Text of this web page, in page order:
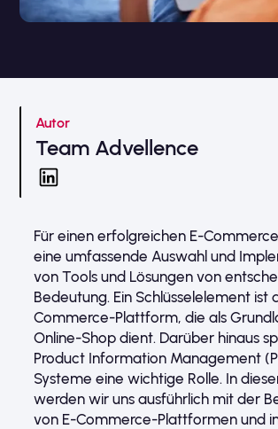
Für einen erfolgreichen E-
eine umfassende Auswahl und
von Tools und Lösungen von
Bedeutung. Ein Schlüsselelement ist
Commerce-Plattform, die als
Online-Shop dient. Darüber hinaus
Product Information Management
Systeme eine wichtige Rolle. In
werden wir uns ausführlich mit der
von E-Commerce-Plattformen und
Autor
Team Advellence